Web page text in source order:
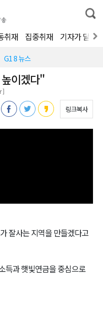
통
합
색
취재 집중취재 기자가 달려
G1 8 뉴스
이겠다"
]
링크복사
잘사는 지역을 만들겠다고
득과 햇빛연금을 중심으로